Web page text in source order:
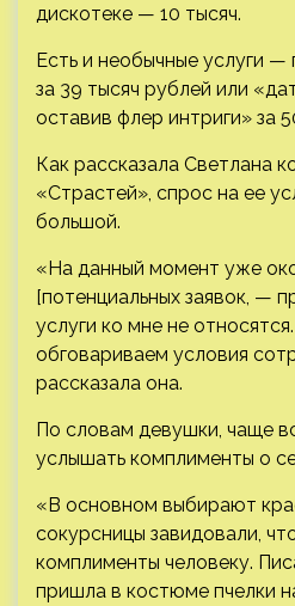
дискотеке — 10 тысяч.
Есть и необычные услуги —
за 39 тысяч рублей или
оставив флер интриги» за
Как рассказала Светлана
«Страстей», спрос на ее
большой.
«На данный момент уже
[потенциальных заявок, —
услуги ко мне не
обговариваем условия
рассказала она.
По словам девушки, чаще
услышать комплименты о
«В основном выбирают
сокурсницы завидовали,
комплименты человеку.
пришла в костюме пчелки